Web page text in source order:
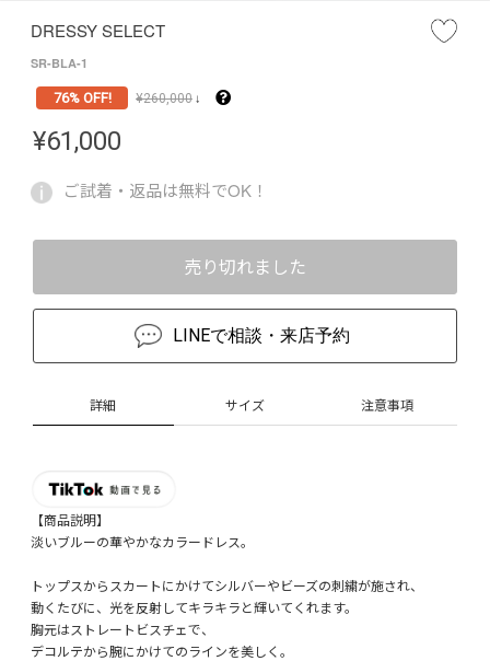
DRESSY SELECT
SR-BLA-1
¥260,000↓
76% OFF!
¥61,000
ご試着・返品は無料でOK！
売り切れました
LINEで相談・来店予約
詳細 サイズ 注意事項
【商品説明】
淡いブルーの華やかなカラードレス。
トップスからスカートにかけてシルバーやビーズの刺繍が施され、
動くたびに、光を反射してキラキラと輝いてくれます。
胸元はストレートビスチェで、
デコルテから腕にかけてのラインを美しく。